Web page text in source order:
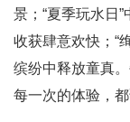
景；“夏季玩水日
收获肆意欢快；“
缤纷中释放童真
每一次的体验，